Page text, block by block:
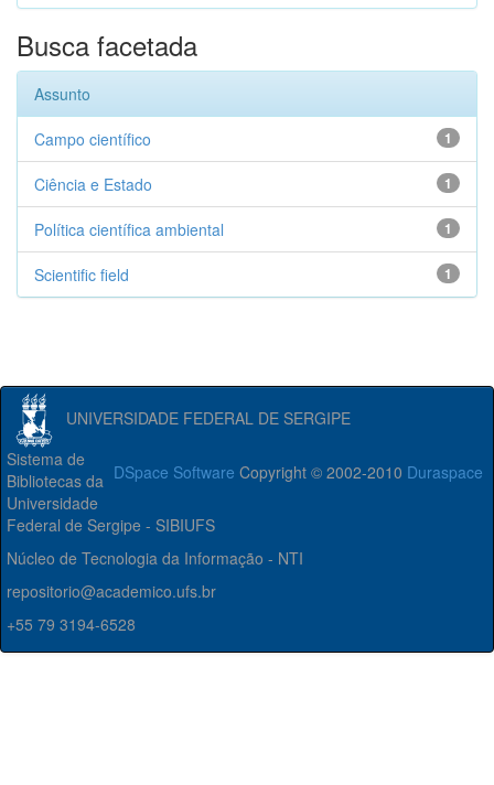
Busca facetada
Assunto
1
Campo científico
1
Ciência e Estado
1
Política científica ambiental
1
Scientific field
UNIVERSIDADE FEDERAL DE SERGIPE
DSpace Software Copyright © 2002-2010 Duraspace
Sistema de
Bibliotecas da
Universidade
Federal de Sergipe - SIBIUFS
Núcleo de Tecnologia da Informação - NTI
repositorio@academico.ufs.br
+55 79 3194-6528